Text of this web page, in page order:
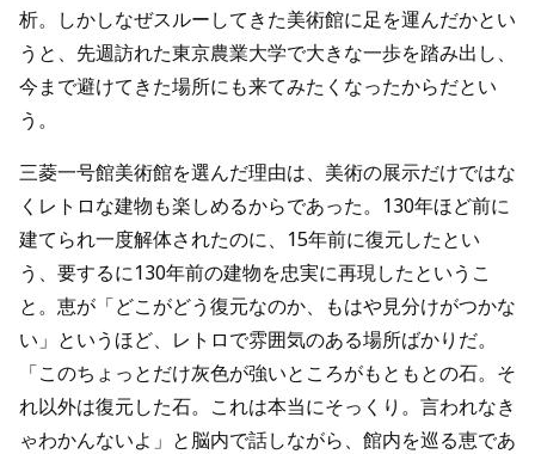
析。しかしなぜスルーしてきた美術館に足を運んだかとい
うと、先週訪れた東京農業大学で大きな一歩を踏み出し、
今まで避けてきた場所にも来てみたくなったからだとい
う。
三菱一号館美術館を選んだ理由は、美術の展示だけではな
くレトロな建物も楽しめるからであった。130年ほど前に
建てられ一度解体されたのに、15年前に復元したとい
う、要するに130年前の建物を忠実に再現したというこ
と。恵が「どこがどう復元なのか、もはや見分けがつかな
い」というほど、レトロで雰囲気のある場所ばかりだ。
「このちょっとだけ灰色が強いところがもともとの石。そ
れ以外は復元した石。これは本当にそっくり。言われなき
ゃわかんないよ」と脳内で話しながら、館内を巡る恵であ